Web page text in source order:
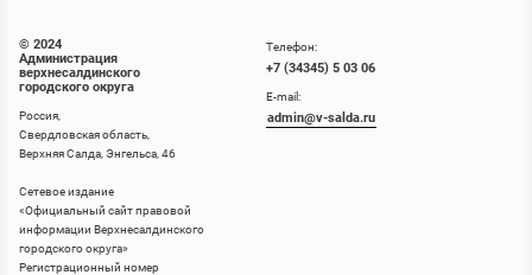
© 2024
Администрация
верхнесалдинского
городского округа
Россия,
Свердловская область,
Верхняя Салда, Энгельса, 46
Сетевое издание
«Официальный сайт правовой
информации Верхнесалдинского
городского округа»
Регистрационный номер
Телефон:
+7 (34345) 5 03 06
E-mail:
admin@v-salda.ru